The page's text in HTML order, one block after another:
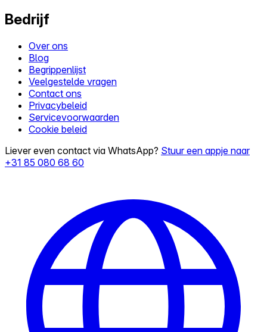
Bedrijf
Over ons
Blog
Begrippenlijst
Veelgestelde vragen
Contact ons
Privacybeleid
Servicevoorwaarden
Cookie beleid
Liever even contact via WhatsApp? Stuur een appje naar
+31 85 080 68 60